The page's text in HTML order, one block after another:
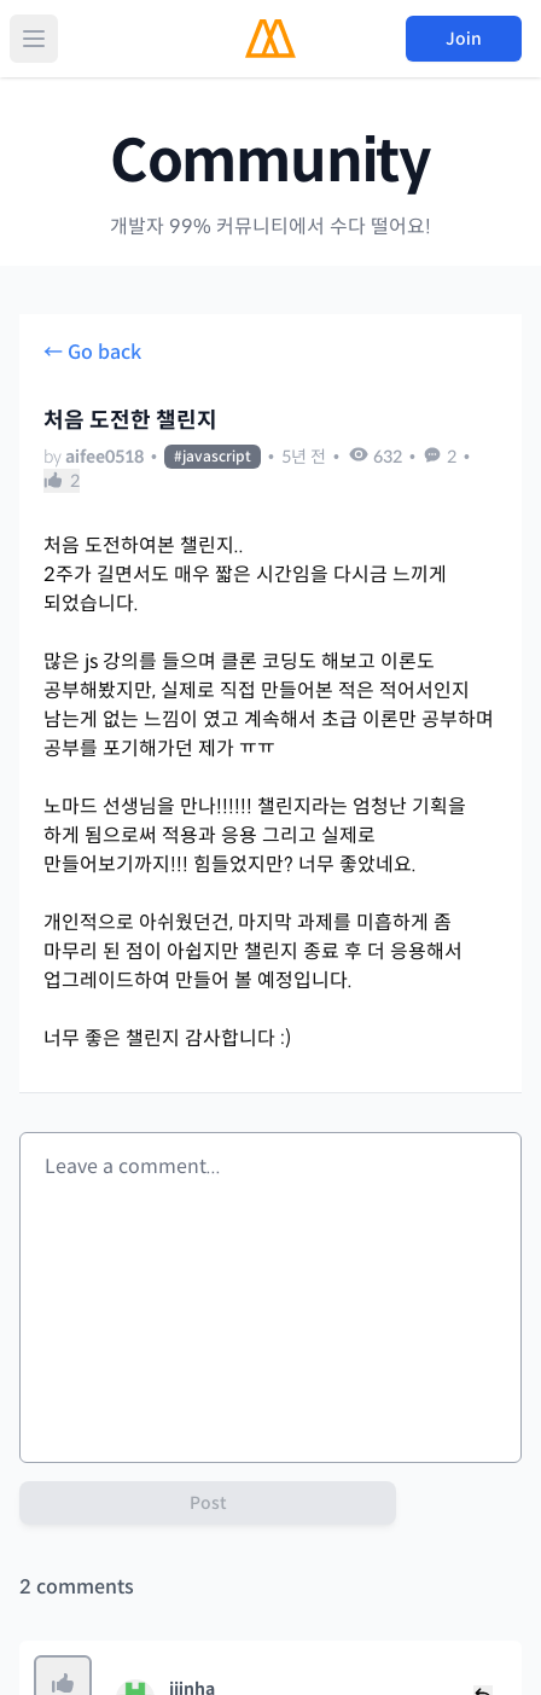
Join
Community
개발자 99% 커뮤니티에서 수다 떨어요!
← Go back
처음 도전한 챌린지
by aifee0518 • #javascript • 5년 전 • 632 • 2 •
2
처음 도전하여본 챌린지..
2주가 길면서도 매우 짧은 시간임을 다시금 느끼게
되었습니다.
많은 js 강의를 들으며 클론 코딩도 해보고 이론도
공부해봤지만, 실제로 직접 만들어본 적은 적어서인지
남는게 없는 느낌이 였고 계속해서 초급 이론만 공부하며
공부를 포기해가던 제가 ㅠㅠ
노마드 선생님을 만나!!!!!! 챌린지라는 엄청난 기획을
하게 됨으로써 적용과 응용 그리고 실제로
만들어보기까지!!! 힘들었지만? 너무 좋았네요.
개인적으로 아쉬웠던건, 마지막 과제를 미흡하게 좀
마무리 된 점이 아쉽지만 챌린지 종료 후 더 응용해서
업그레이드하여 만들어 볼 예정입니다.
너무 좋은 챌린지 감사합니다 :)
Post
2 comments
jjinha